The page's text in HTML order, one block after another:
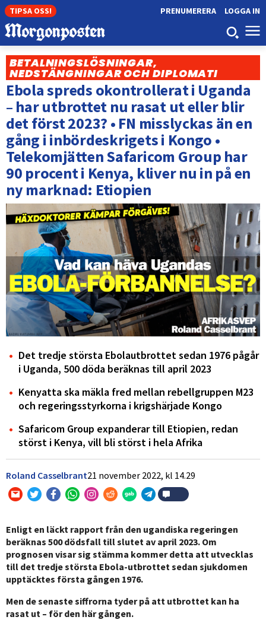
TIPSA OSS! LOGGA IN
PRENUMERERA
BETALNINGSLÖSNINGAR,
NEDSTÄNGNINGAR OCH DIPLOMATI
Ebola spreds okontrollerat i Uganda
– har utbrottet nu rasat ut eller blir
det först 2023? • FN misslyckas än en
gång i inbördeskrigets i Kongo •
Telekomjätten Safaricom Group har
90 procent i Kenya, kliver nu in på en
ny marknad: Etiopien
Det tredje största Ebolautbrottet sedan 1976 pågår
i Uganda, 500 döda beräknas till april 2023
Kenyatta ska mäkla fred mellan rebellgruppen M23
och regeringsstyrkorna i krigshärjade Kongo
Safaricom Group expanderar till Etiopien, redan
störst i Kenya, vill bli störst i hela Afrika
Roland Casselbrant21 november 2022, kl 14.29
Enligt en läckt rapport från den ugandiska regeringen
beräknas 500 dödsfall till slutet av april 2023. Om
prognosen visar sig stämma kommer detta att utvecklas
till det tredje största Ebola-utbrottet sedan sjukdomen
upptäcktes första gången 1976.
Men de senaste siffrorna tyder på att utbrottet kan ha
rasat ut – för den här gången.